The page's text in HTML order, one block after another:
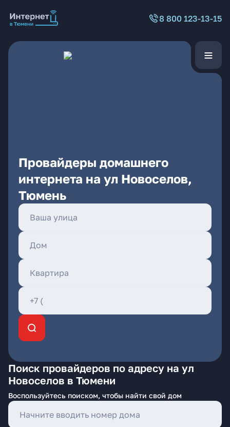
8 800 123-13-15
Провайдеры домашнего
интернета на ул Новоселов,
Тюмень
Поиск провайдеров по адресу на ул
Новоселов в Тюмени
Воспользуйтесь поиском, чтобы найти свой дом